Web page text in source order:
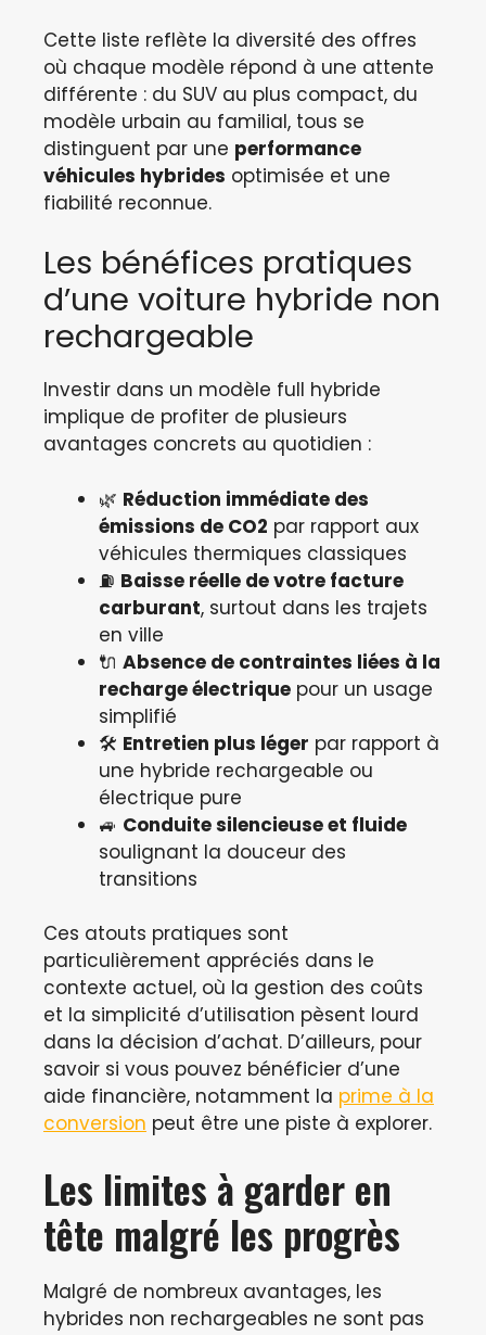
Cette liste reflète la diversité des offres
où chaque modèle répond à une attente
différente : du SUV au plus compact, du
modèle urbain au familial, tous se
distinguent par une performance
véhicules hybrides optimisée et une
fiabilité reconnue.
Les bénéfices pratiques
d’une voiture hybride non
rechargeable
Investir dans un modèle full hybride
implique de profiter de plusieurs
avantages concrets au quotidien :
🌿 Réduction immédiate des
émissions de CO2 par rapport aux
véhicules thermiques classiques
⛽ Baisse réelle de votre facture
carburant, surtout dans les trajets
en ville
🔌 Absence de contraintes liées à la
recharge électrique pour un usage
simplifié
🛠️ Entretien plus léger par rapport à
une hybride rechargeable ou
électrique pure
🚙 Conduite silencieuse et fluide
soulignant la douceur des
transitions
Ces atouts pratiques sont
particulièrement appréciés dans le
contexte actuel, où la gestion des coûts
et la simplicité d’utilisation pèsent lourd
dans la décision d’achat. D’ailleurs, pour
savoir si vous pouvez bénéficier d’une
aide financière, notamment la prime à la
conversion peut être une piste à explorer.
Les limites à garder en
tête malgré les progrès
Malgré de nombreux avantages, les
hybrides non rechargeables ne sont pas